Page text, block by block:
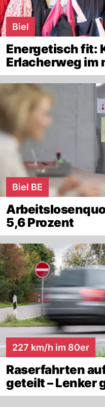
Biel
Energetisch fit:
Erlacherweg im
Biel BE
5,6 Prozent
227 km/h im 80er
Raserfahrten
geteilt – Lenker